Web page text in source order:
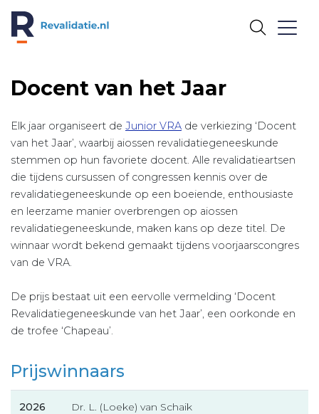
Docent van het Jaar
Elk jaar organiseert de Junior VRA de verkiezing ‘Docent
van het Jaar’, waarbij aiossen revalidatiegeneeskunde
stemmen op hun favoriete docent. Alle revalidatieartsen
die tijdens cursussen of congressen kennis over de
revalidatiegeneeskunde op een boeiende, enthousiaste
en leerzame manier overbrengen op aiossen
revalidatiegeneeskunde, maken kans op deze titel. De
winnaar wordt bekend gemaakt tijdens voorjaarscongres
van de VRA.
De prijs bestaat uit een eervolle vermelding ‘Docent
Revalidatiegeneeskunde van het Jaar’, een oorkonde en
de trofee ‘Chapeau’.
Prijswinnaars
2026 Dr. L. (Loeke) van Schaik